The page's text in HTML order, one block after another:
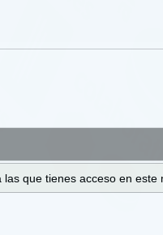
que tienes acceso en este